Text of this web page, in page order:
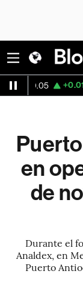
+0.01% ETH/
en
de
Durante el
Analdex, en
Puerto